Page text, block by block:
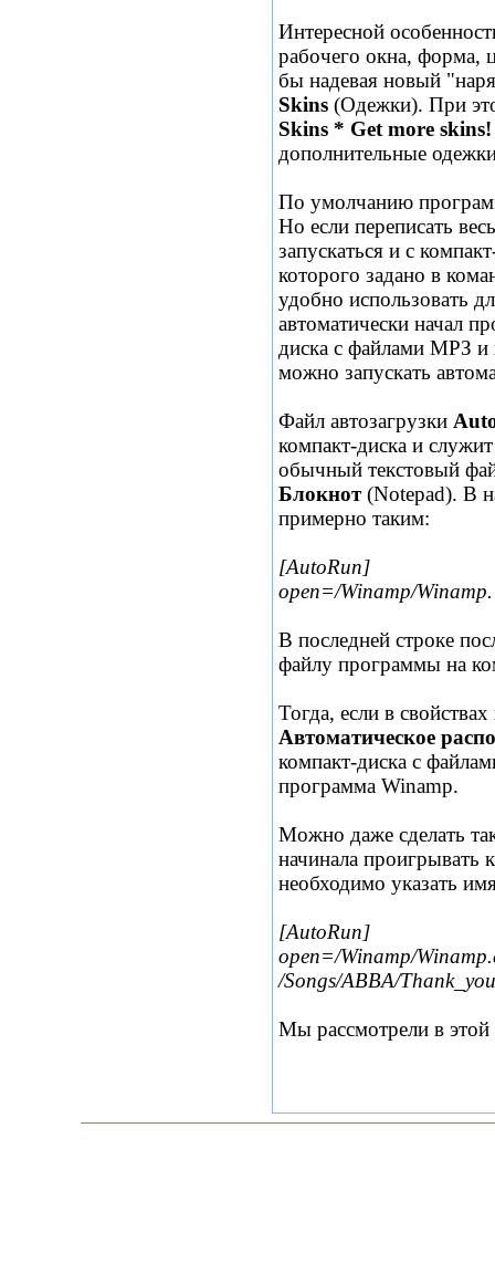
Интересной
рабочего окна, форма,
бы надевая новый
Skins (Одежки). При
Skins * Get more
дополнительные
По умолчанию
Но если переписать
запускаться и с
которого задано в
удобно использовать
автоматически начал
диска с файлами МРЗ
можно запускать
Файл автозагрузки
компакт-диска и
обычный текстовый
Блокнот(Notepad). В
примерно таким:
[AutoRun]
open=/Winamp/Winamp.
В последней строке
файлу программы на
Тогда, если в
Автоматическое
компакт-диска с
программа Winamp.
Можно даже сделать
начинала проигрывать
необходимо указать
[AutoRun]
open=/Winamp/
/Songs/ABBA/
Мы рассмотрели в этой